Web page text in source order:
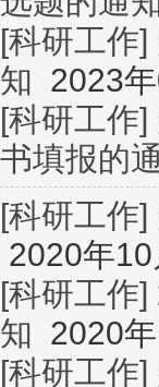
[科研工作]
知 2023
[科研工作]
书填报的
[科研工作]
2020年10
[科研工作]
知 2020
[科研工作]